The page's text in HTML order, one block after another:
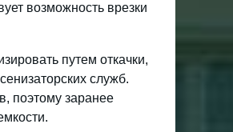
возможность врезки
путем откачки,
служб.
поэтому заранее